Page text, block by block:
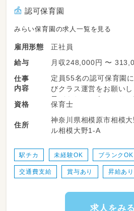
認可保育園
みらい保育園の求人一覧を見る
雇用形態
正社員
給与
月収248,000円 〜
仕事
内容
定員55名の認可保育園
びクラス運営をお願いし
子どもたち一人ひとりに
環境を一緒につくってい
◆園児の出迎え・見送り
◆日常の保育業務（室内
の引率など）
◆基本的な生活習慣の自
◆お昼寝（午睡）の準備
◆年間・月間・週間の保
資格 保育士
住所
神奈川県相模原市相模
ル相模大野1-A
駅チカ 未経験OK ブランクOK
交通費支給 賞与あり 昇給あり
求人をみる